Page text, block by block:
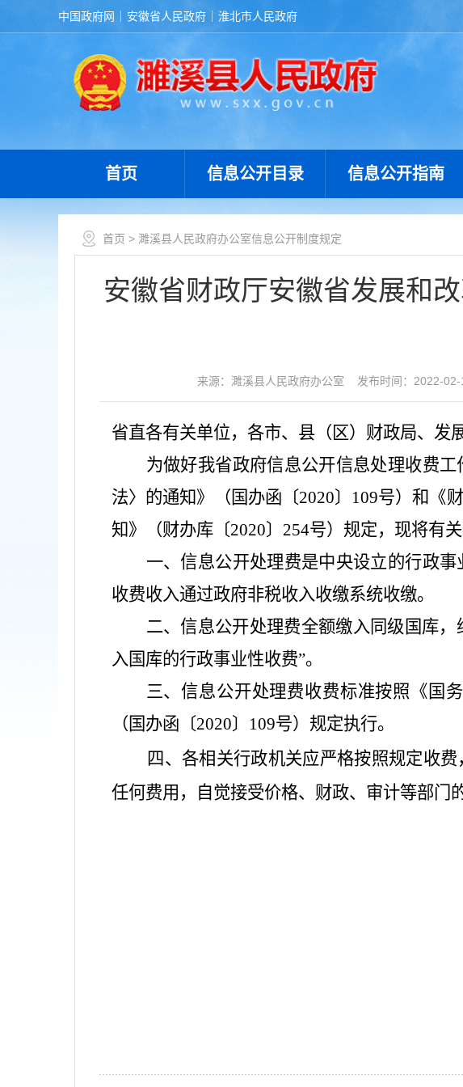
中国政府网 安徽省人民政府 淮北市人民政府
首页 信息公开目录 信息公开指南
首页 > 濉溪县人民政府办公室信息公开制度规定
安徽省财政厅安徽省发展和
来源：濉溪县人民政府办公室 发布时间：2022-
省直各有关单位，各市、县（区）财政局、发
为做好我省政府信息公开信息处理收费
法〉的通知》（国办函〔2020〕109号）和《
知》（财办库〔2020〕254号）规定，现将有关
一、信息公开处理费是中央设立的行政
收费收入通过政府非税收入收缴系统收缴。
二、信息公开处理费全额缴入同级国库
入国库的行政事业性收费”。
三、信息公开处理费收费标准按照《国
（国办函〔2020〕109号）规定执行。
四、各相关行政机关应严格按照规定收费
任何费用，自觉接受价格、财政、审计等部门